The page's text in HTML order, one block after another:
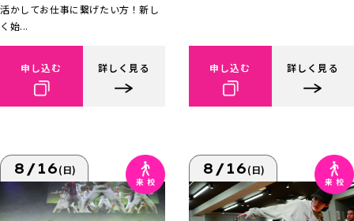
活かしてお仕事に繋げたい方！新し
く始...
申し込む 詳しく見る 申し込む 詳しく見る
8/16(日) 8/16(日)